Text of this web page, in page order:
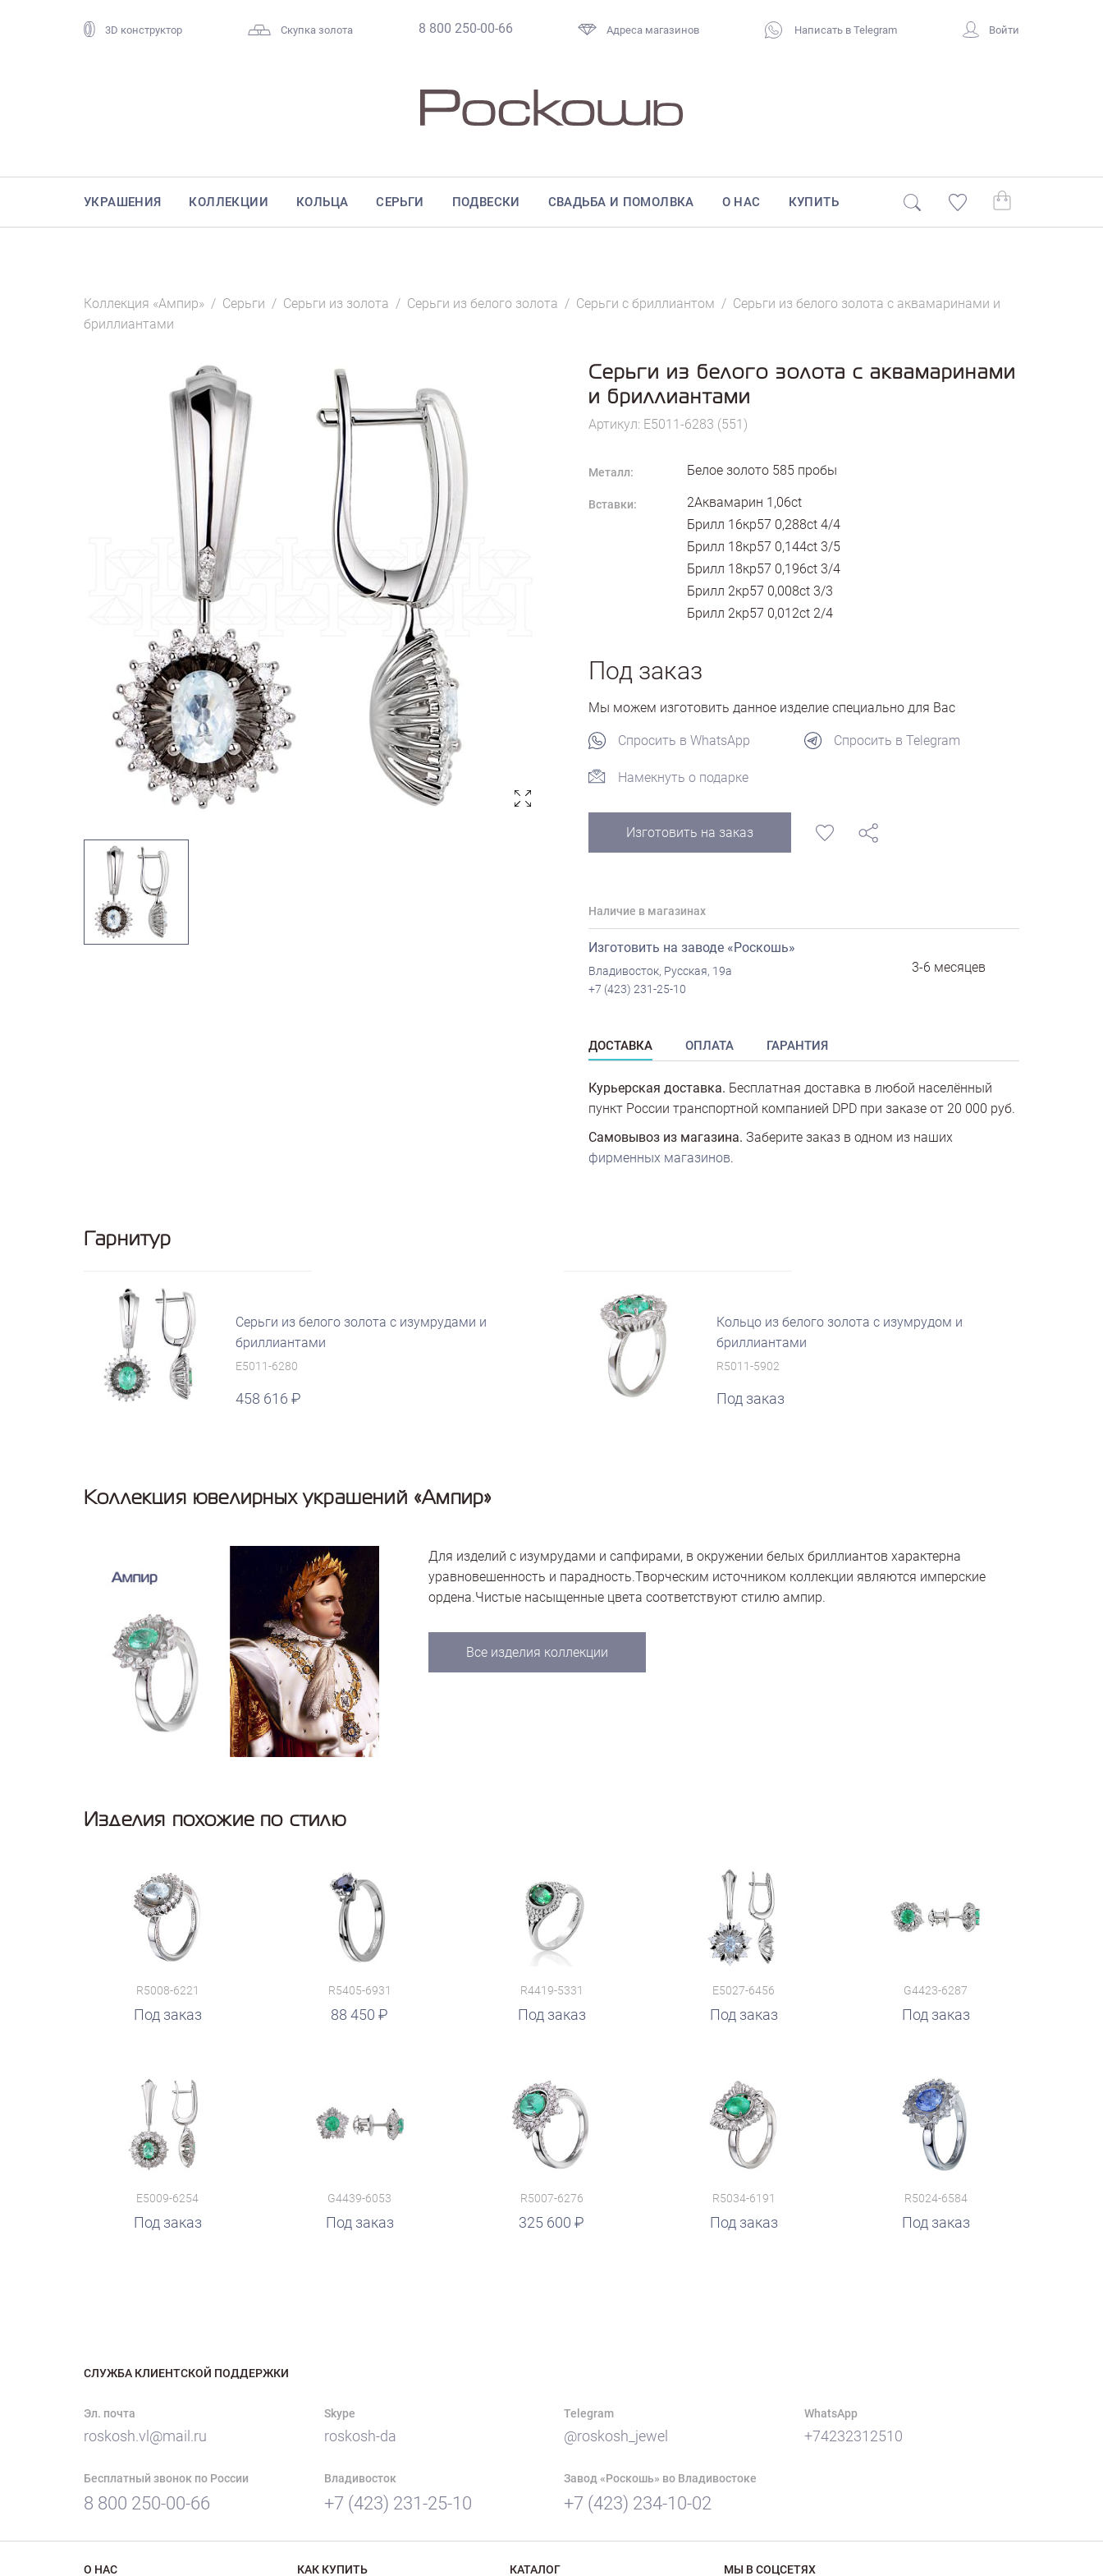
3D конструктор Скупка золота 8 800 250-00-66 Адреса магазинов Написать в Telegram Войти
УКРАШЕНИЯ КОЛЛЕКЦИИ КОЛЬЦА СЕРЬГИ ПОДВЕСКИ СВАДЬБА И ПОМОЛВКА О НАС КУПИТЬ
Коллекция «Ампир» / Серьги / Серьги из золота / Серьги из белого золота / Серьги с бриллиантом / Серьги из белого золота с аквамаринами и
бриллиантами
Серьги из белого золота с аквамаринами
и бриллиантами
Артикул: E5011-6283 (551)
Металл: Белое золото 585 пробы
Вставки:
2Аквамарин 1,06ct
Брилл 16кр57 0,288ct 4/4
Брилл 18кр57 0,144ct 3/5
Брилл 18кр57 0,196ct 3/4
Брилл 2кр57 0,008ct 3/3
Брилл 2кр57 0,012ct 2/4
Под заказ
Мы можем изготовить данное изделие специально для Вас
Спросить в WhatsApp Спросить в Telegram
Намекнуть о подарке
Изготовить на заказ
Наличие в магазинах
Изготовить на заводе «Роскошь»
Владивосток, Русская, 19а
+7 (423) 231-25-10
3-6 месяцев
ДОСТАВКА ОПЛАТА ГАРАНТИЯ
Курьерская доставка. Бесплатная доставка в любой населённый
пункт России транспортной компанией DPD при заказе от 20 000 руб.
Самовывоз из магазина. Заберите заказ в одном из наших
фирменных магазинов.
Гарнитур
Серьги из белого золота с изумрудами и
бриллиантами
E5011-6280
458 616
Кольцо из белого золота с изумрудом и
бриллиантами
R5011-5902
Под заказ
Коллекция ювелирных украшений «Ампир»
Для изделий с изумрудами и сапфирами, в окружении белых бриллиантов характерна
уравновешенность и парадность.Творческим источником коллекции являются имперские
ордена.Чистые насыщенные цвета соответствуют стилю ампир.
Все изделия коллекции
Изделия похожие по стилю
R5008-6221
Под заказ
R5405-6931
88 450
руб.
R4419-5331
Под заказ
E5027-6456
Под заказ
G4423-6287
Под заказ
E5009-6254
Под заказ
G4439-6053
Под заказ
R5007-6276
325 600
руб.
R5034-6191
Под заказ
R5024-6584
Под заказ
СЛУЖБА КЛИЕНТСКОЙ ПОДДЕРЖКИ
Эл. почта
roskosh.vl@mail.ru
Skype
roskosh-da
Telegram
@roskosh_jewel
WhatsApp
+74232312510
Бесплатный звонок по России
8 800 250-00-66
Владивосток
+7 (423) 231-25-10
Завод «Роскошь» во Владивостоке
+7 (423) 234-10-02
О НАС КАК КУПИТЬ КАТАЛОГ МЫ В СОЦСЕТЯХ